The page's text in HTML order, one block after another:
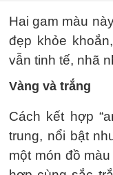
Vàng và xanh
giúp bạn tỏa
Hai gam màu
đẹp khỏe
vẫn tinh tế, nhã